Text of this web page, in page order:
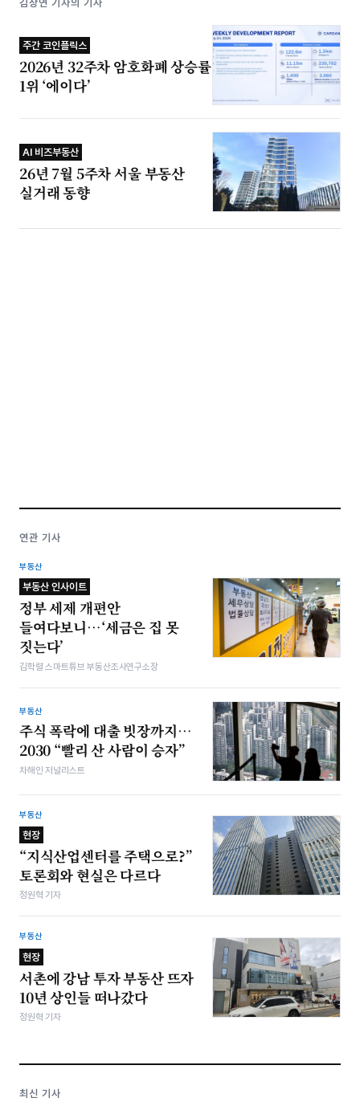
김상연 기자의 기사
주간 코인플릭스
2026년 32주차 암호화폐 상승률
1위 ‘에이다’
AI 비즈부동산
26년 7월 5주차 서울 부동산
실거래 동향
연관 기사
부동산
부동산 인사이트
정부 세제 개편안
들여다보니…‘세금은 집 못
짓는다’
김학렬 스마트튜브 부동산조사연구소장
부동산
주식 폭락에 대출 빗장까지…
2030 “빨리 산 사람이 승자”
차해인 저널리스트
부동산
현장
“지식산업센터를 주택으로?”
토론회와 현실은 다르다
정원혁 기자
부동산
현장
서촌에 강남 투자 부동산 뜨자
10년 상인들 떠나갔다
정원혁 기자
최신 기사